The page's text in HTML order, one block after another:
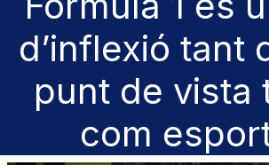
d’inflexió tant
punt de vista
com